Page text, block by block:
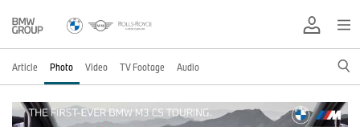
Article Photo Video TV Footage Audio